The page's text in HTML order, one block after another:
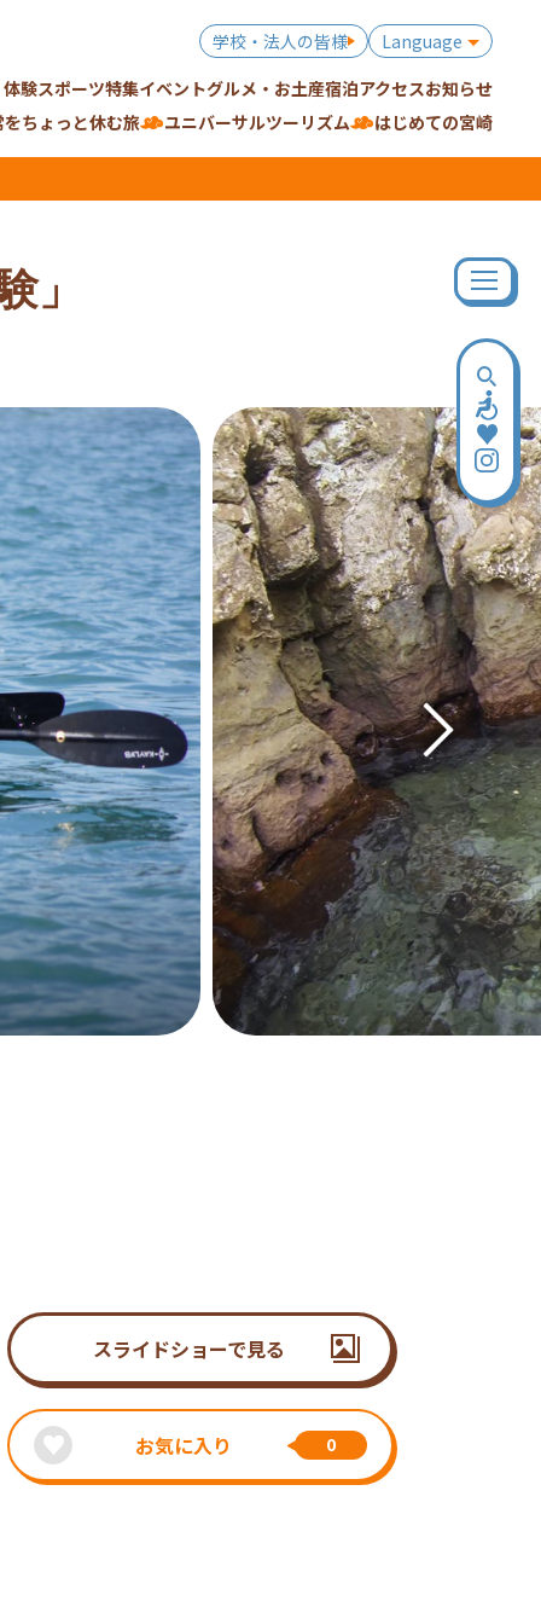
学校・法人の皆様
Language
験スポーツ特集イベントグルメ・お土産宿泊アクセスお知らせ
をちょっと休む旅 ユニバーサルツーリズム はじめての宮崎
」
スライドショーで見る
お気に入り 0